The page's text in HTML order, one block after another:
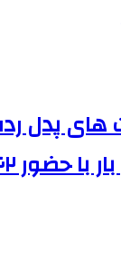
های پدل
حضور ۴۲ تیم